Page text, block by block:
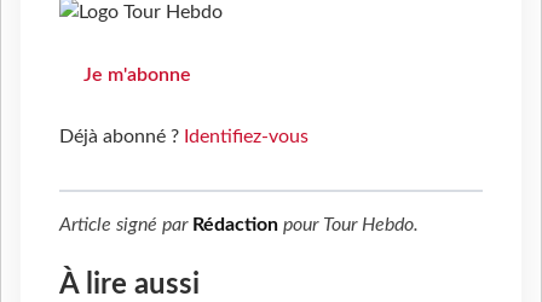
Je m'abonne
Déjà abonné ? Identifiez-vous
Article signé par Rédaction pour Tour Hebdo.
À lire aussi